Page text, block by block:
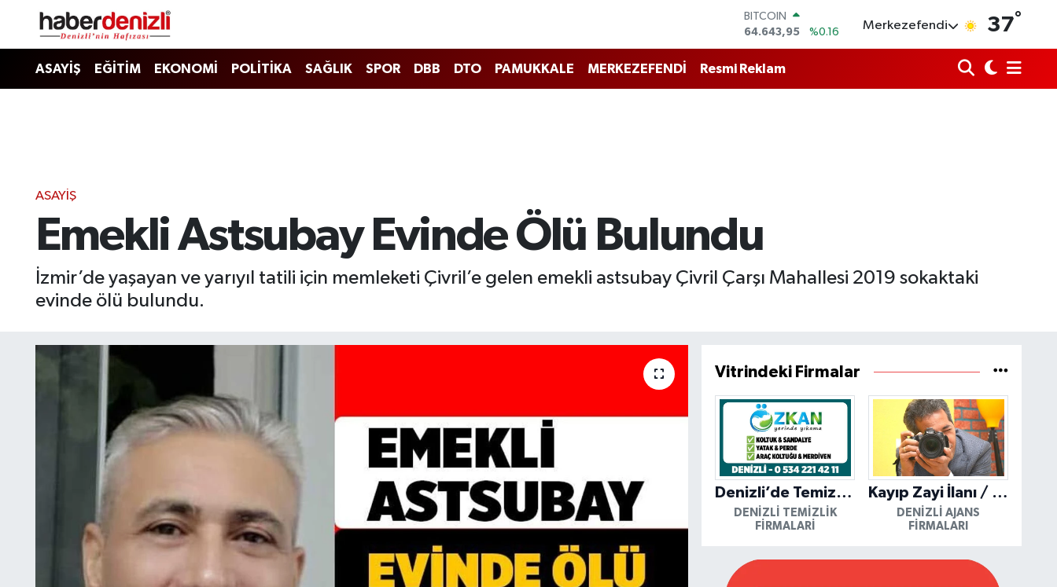
DOLAR
47,6006
%0.06
EURO
55,0250
Merkezefendi 37°
ASAYİŞ EĞİTİM EKONOMİ POLİTİKA SAĞLIK SPOR DBB DTO PAMUKKALE MERKEZEFENDİ Resmi Reklam
ASAYİŞ
Emekli Astsubay Evinde Ölü Bulundu
İzmir’de yaşayan ve yarıyıl tatili için memleketi Çivril’e gelen emekli astsubay Çivril Çarşı Mahallesi 2019 sokaktaki
evinde ölü bulundu.
Vitrindeki Firmalar
Denizli’de Temizliğin Güvenilir Adresi: Özkan Yerinde Yıkama
DENIZLI TEMIZLIK
FIRMALARI
Kayıp Zayi İlanı / Mutlu Ajans / Denizli
DENIZLI AJANS
FIRMALARI
Denizli Nöbetçi Eczaneler
Tüm Manşetler
Haber Arşivi